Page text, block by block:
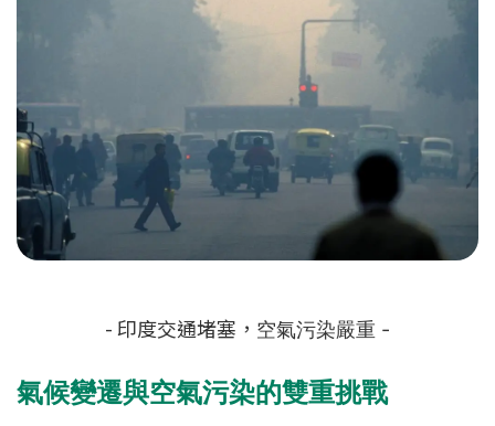
- 印度交通堵塞， 空氣污染嚴重 -
氣候變遷與空氣污染的雙重挑戰